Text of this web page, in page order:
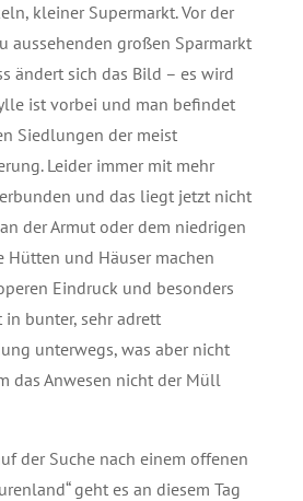
kleiner Supermarkt. Vor der
aussehenden großen Sparmarkt
ändert sich das Bild – es wird
ist vorbei und man befindet
Siedlungen der meist
Leider immer mit mehr
und das liegt jetzt nicht
der Armut oder dem niedrigen
Hütten und Häuser machen
Eindruck und besonders
bunter, sehr adrett
unterwegs, was aber nicht
das Anwesen nicht der Müll
der Suche nach einem offenen
geht es an diesem Tag